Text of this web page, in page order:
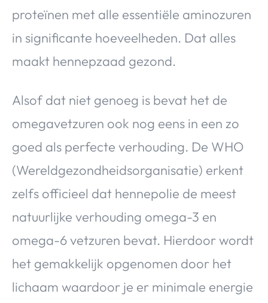
proteïnen met alle essentiële aminozuren
in significante hoeveelheden. Dat alles
maakt hennepzaad gezond.
Alsof dat niet genoeg is bevat het de
omegavetzuren ook nog eens in een zo
goed als perfecte verhouding. De WHO
(Wereldgezondheidsorganisatie) erkent
zelfs officieel dat hennepolie de meest
natuurlijke verhouding omega-3 en
omega-6 vetzuren bevat. Hierdoor wordt
het gemakkelijk opgenomen door het
lichaam waardoor je er minimale energie